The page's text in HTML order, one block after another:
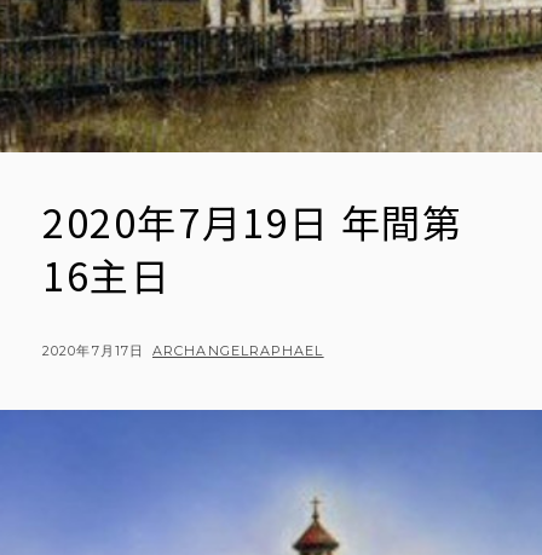
に…
2020年7月19日 年間第
16主日
POSTED
2020年7月17日 BY
ARCHANGELRAPHAEL